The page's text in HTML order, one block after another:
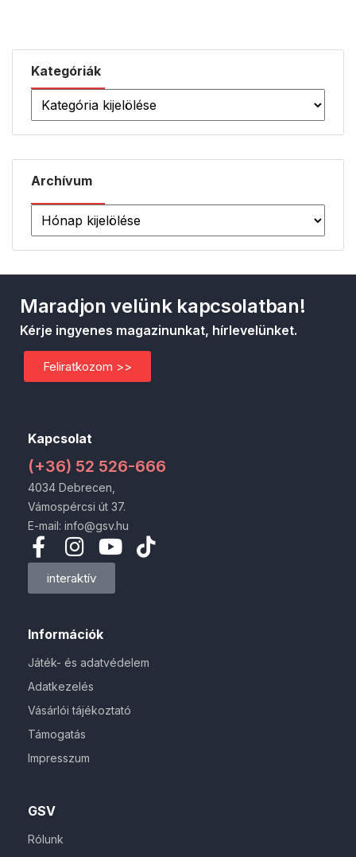
Kategóriák
Archívum
GSV
Rólunk
Információk
Játék- és adatvédelem
Adatkezelés
Vásárlói tájékoztató
Támogatás
Impresszum
Kapcsolat
(+36) 52 526-666
4034 Debrecen,
Vámospércsi út 37.
E-mail: info@gsv.hu
interaktív
Maradjon velünk kapcsolatban!
Kérje ingyenes magazinunkat, hírlevelünket.
Feliratkozom >>